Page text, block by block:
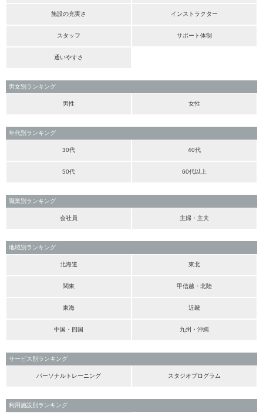
施設の充実さ インストラクター
スタッフ サポート体制
通いやすさ
男女別ランキング
男性 女性
年代別ランキング
30代 40代
50代 60代以上
職業別ランキング
会社員 主婦・主夫
地域別ランキング
北海道 東北
関東 甲信越・北陸
東海 近畿
中国・四国 九州・沖縄
サービス別ランキング
パーソナルトレーニング スタジオプログラム
利用施設別ランキング